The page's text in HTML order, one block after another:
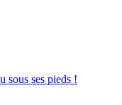
sous ses pieds !